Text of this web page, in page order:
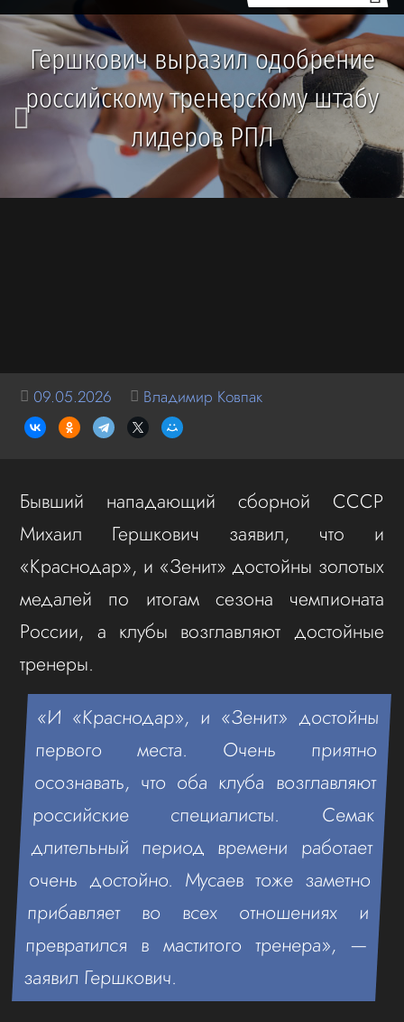
Гершкович выразил одобрение
российскому тренерскому штабу
лидеров РПЛ
09.05.2026 Владимир Ковпак
Бывший нападающий сборной СССР
Михаил Гершкович заявил, что и
«Краснодар», и «Зенит» достойны золотых
медалей по итогам сезона чемпионата
России, а клубы возглавляют достойные
тренеры.
«И «Краснодар», и «Зенит» достойны
первого места. Очень приятно
осознавать, что оба клуба возглавляют
российские специалисты. Семак
длительный период времени работает
очень достойно. Мусаев тоже заметно
прибавляет во всех отношениях и
превратился в маститого тренера», —
заявил Гершкович.